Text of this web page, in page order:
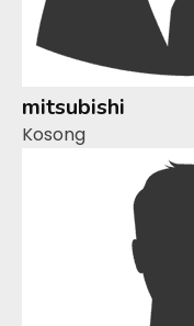
mitsubishi
Kosong